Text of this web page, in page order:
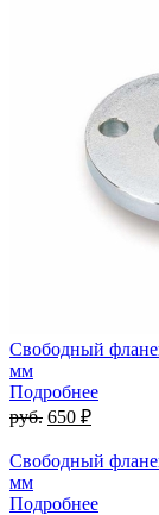
Свободный
мм
Подробнее
руб. 650 ₽
Свободный
мм
Подробнее